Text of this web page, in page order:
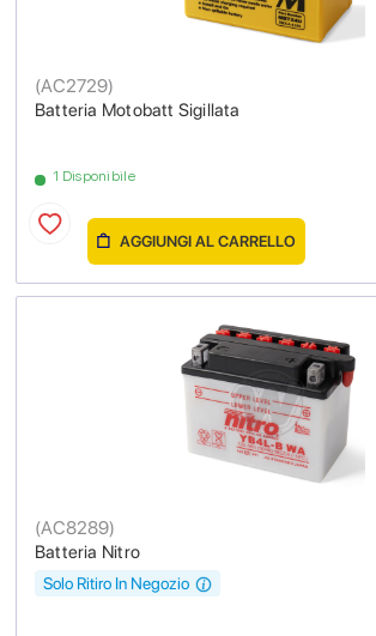
Batteria Motobatt Sigillata
(AC2729)
1 Disponibile
AGGIUNGI AL CARRELLO
Batteria Nitro
(AC8289)
Solo Ritiro In Negozio